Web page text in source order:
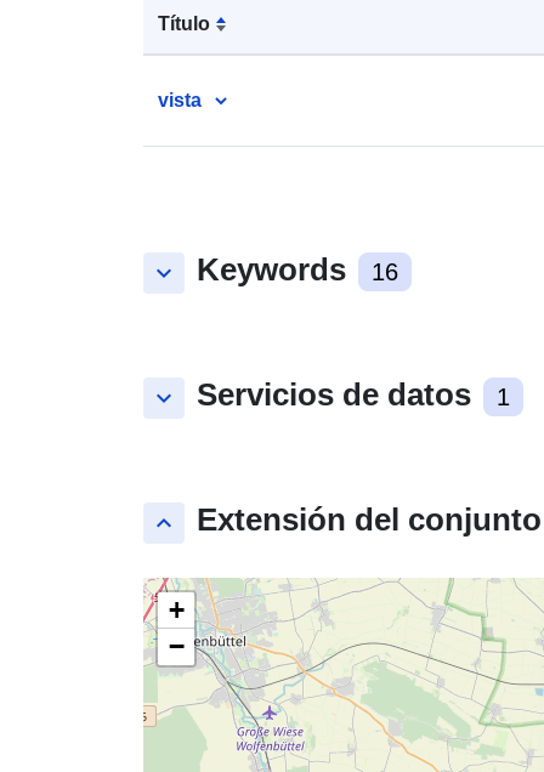
Título
vista
keyboard_arrow_down Keywords 16
keyboard_arrow_down Servicios de datos 1
keyboard_arrow_up Extensión del
+
−